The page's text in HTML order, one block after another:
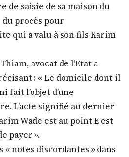
de saisie de sa maison du
du procès pour
qui a valu à son fils Karim
avocat de l’Etat a
: « Le domicile dont il
fait l’objet d’une
L’acte signifié au dernier
Wade est au point E est
payer ».
« notes discordantes » dans